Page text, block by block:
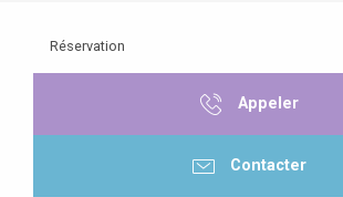
Réservation
Appeler
Contacter